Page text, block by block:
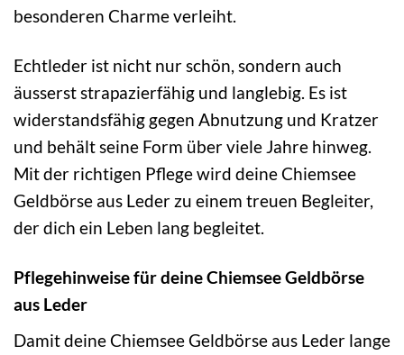
besonderen Charme verleiht.
Echtleder ist nicht nur schön, sondern auch
äusserst strapazierfähig und langlebig. Es ist
widerstandsfähig gegen Abnutzung und Kratzer
und behält seine Form über viele Jahre hinweg.
Mit der richtigen Pflege wird deine Chiemsee
Geldbörse aus Leder zu einem treuen Begleiter,
der dich ein Leben lang begleitet.
Pflegehinweise für deine Chiemsee Geldbörse
aus Leder
Damit deine Chiemsee Geldbörse aus Leder lange